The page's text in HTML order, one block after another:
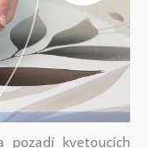
pozadí kvetoucích